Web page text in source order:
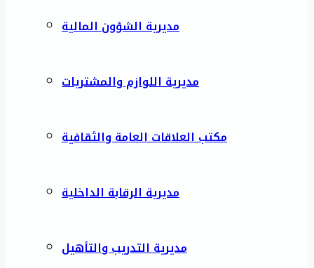
مديرية الشؤون المالية
مديرية اللوازم والمشتريات
مكتب العلاقات العامة والثقافية
مديرية الرقابة الداخلية
مديرية التدريب والتأهيل